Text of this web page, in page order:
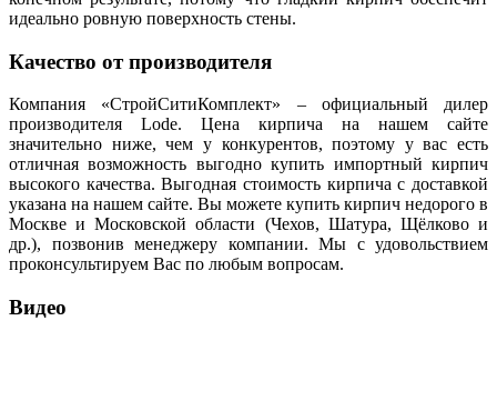
идеально ровную поверхность стены.
Качество от производителя
Компания «СтройСитиКомплект» – официальный дилер
производителя Lode. Цена кирпича на нашем сайте
значительно ниже, чем у конкурентов, поэтому у вас есть
отличная возможность выгодно купить импортный кирпич
высокого качества. Выгодная стоимость кирпича с доставкой
указана на нашем сайте. Вы можете купить кирпич недорого в
Москве и Московской области (Чехов, Шатура, Щёлково и
др.), позвонив менеджеру компании. Мы с удовольствием
проконсультируем Вас по любым вопросам.
Видео